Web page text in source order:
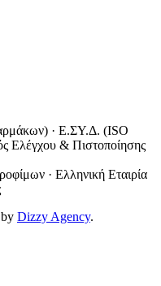
· Ε.ΣΥ.Δ. (ISO
Ελέγχου & Πιστοποίησης
· Ελληνική Εταιρία
Dizzy Agency.